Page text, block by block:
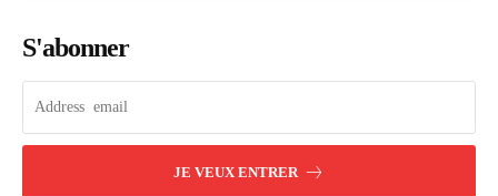
S'abonner
JE VEUX ENTRER